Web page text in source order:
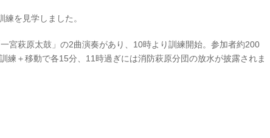
を見学しました。
宮萩原太鼓」の2曲演奏があり、10時より訓練開始。参加者約200
練＋移動で各15分、11時過ぎには消防萩原分団の放水が披露されま